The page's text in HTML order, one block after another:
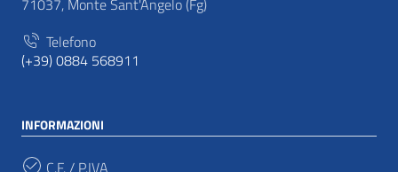
Telefono
(+39) 0884 568911
INFORMAZIONI
C.F. / P.IVA